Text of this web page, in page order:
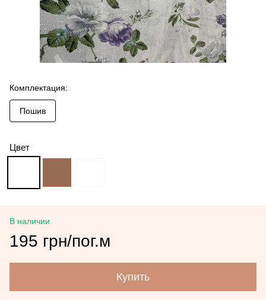
Комплектация:
Пошив
Цвет
В наличии
195 грн/пог.м
Купить